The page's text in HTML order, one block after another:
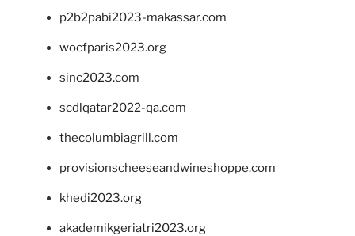
p2b2pabi2023-makassar.com
wocfparis2023.org
sinc2023.com
scdlqatar2022-qa.com
thecolumbiagrill.com
provisionscheeseandwineshoppe.com
khedi2023.org
akademikgeriatri2023.org